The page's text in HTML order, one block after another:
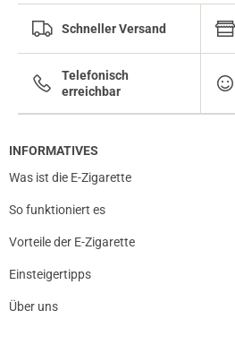
Schneller Versand
Telefonisch
erreichbar
INFORMATIVES
Was ist die E-Zigarette
So funktioniert es
Vorteile der E-Zigarette
Einsteigertipps
Über uns